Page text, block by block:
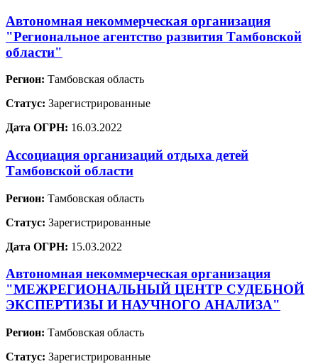
Автономная некоммерческая организация
"Региональное агентство развития Тамбовской
области"
Регион: Тамбовская область
Статус: Зарегистрированные
Дата ОГРН: 16.03.2022
Ассоциация организаций отдыха детей
Тамбовской области
Регион: Тамбовская область
Статус: Зарегистрированные
Дата ОГРН: 15.03.2022
Автономная некоммерческая организация
"МЕЖРЕГИОНАЛЬНЫЙ ЦЕНТР СУДЕБНОЙ
ЭКСПЕРТИЗЫ И НАУЧНОГО АНАЛИЗА"
Регион: Тамбовская область
Статус: Зарегистрированные